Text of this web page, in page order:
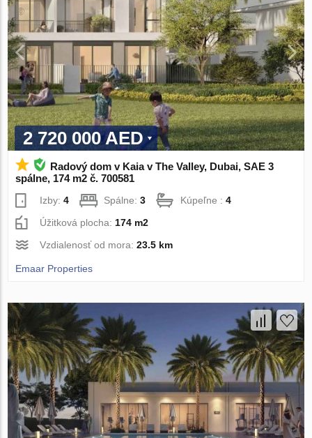
2 720 000 AED
Radový dom v Kaia v The Valley, Dubai, SAE 3
spálne, 174 m2 č. 700581
Izby:4 Spálne:3 Kúpeľne :4
Úžitková plocha: 174 m2
Vzdialenosť od mora:23.5 km
Emaar Properties